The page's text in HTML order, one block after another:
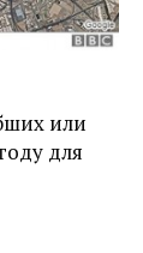
или
для